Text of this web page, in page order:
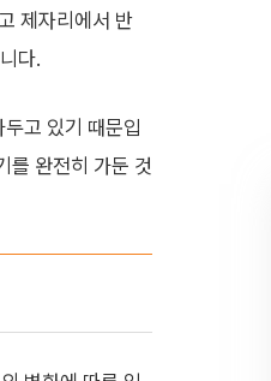
제자리에서 반
다.
고 있기 때문입
를 완전히 가둔 것